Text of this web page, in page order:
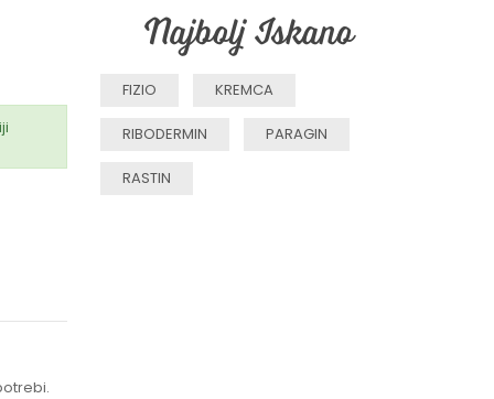
Najbolj Iskano
FIZIO KREMCA
RIBODERMIN PARAGIN
RASTIN